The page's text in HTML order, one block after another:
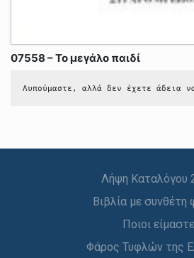
07558 – Το μεγάλο παιδί
Λυπούμαστε, αλλά δεν έχετε άδεια
Λήψη Καταλόγου
Βιβλία με συνθέτη
Ποιοι είμαστε
Φάρος Τυφλών της